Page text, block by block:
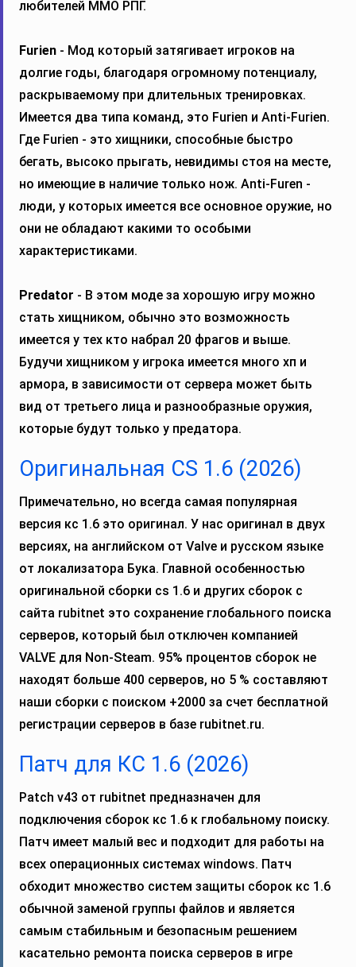
любителей ММО РПГ.
Furien - Мод который затягивает игроков на
долгие годы, благодаря огромному потенциалу,
раскрываемому при длительных тренировках.
Имеется два типа команд, это Furien и Anti-Furien.
Где Furien - это хищники, способные быстро
бегать, высоко прыгать, невидимы стоя на месте,
но имеющие в наличие только нож. Anti-Furen -
люди, у которых имеется все основное оружие, но
они не обладают какими то особыми
характеристиками.
Predator - В этом моде за хорошую игру можно
стать хищником, обычно это возможность
имеется у тех кто набрал 20 фрагов и выше.
Будучи хищником у игрока имеется много хп и
армора, в зависимости от сервера может быть
вид от третьего лица и разнообразные оружия,
которые будут только у предатора.
Оригинальная CS 1.6 (2026)
Примечательно, но всегда самая популярная
версия кс 1.6 это оригинал. У нас оригинал в двух
версиях, на английском от Valve и русском языке
от локализатора Бука. Главной особенностью
оригинальной сборки cs 1.6 и других сборок с
сайта rubitnet это сохранение глобального поиска
серверов, который был отключен компанией
VALVE для Non-Steam. 95% процентов сборок не
находят больше 400 серверов, но 5 % составляют
наши сборки с поиском +2000 за счет бесплатной
регистрации серверов в базе rubitnet.ru.
Патч для КС 1.6 (2026)
Patch v43 от rubitnet предназначен для
подключения сборок кс 1.6 к глобальному поиску.
Патч имеет малый вес и подходит для работы на
всех операционных системах windows. Патч
обходит множество систем защиты сборок кс 1.6
обычной заменой группы файлов и является
самым стабильным и безопасным решением
касательно ремонта поиска серверов в игре